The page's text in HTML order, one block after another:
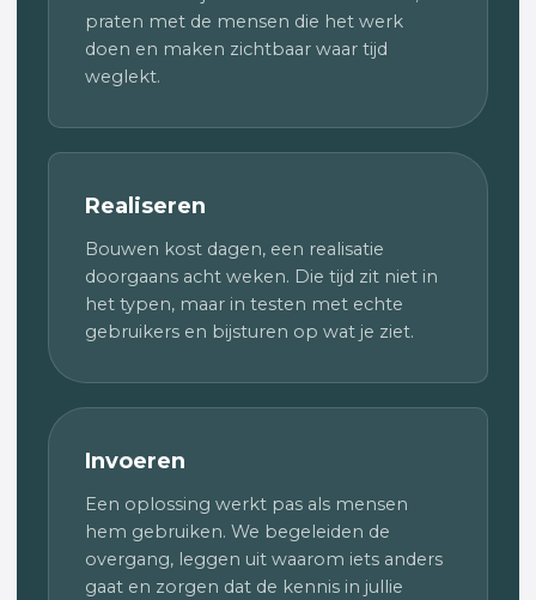
praten met de mensen die het werk
doen en maken zichtbaar waar tijd
weglekt.
Realiseren
Bouwen kost dagen, een realisatie
doorgaans acht weken. Die tijd zit niet in
het typen, maar in testen met echte
gebruikers en bijsturen op wat je ziet.
Invoeren
Een oplossing werkt pas als mensen
hem gebruiken. We begeleiden de
overgang, leggen uit waarom iets anders
gaat en zorgen dat de kennis in jullie